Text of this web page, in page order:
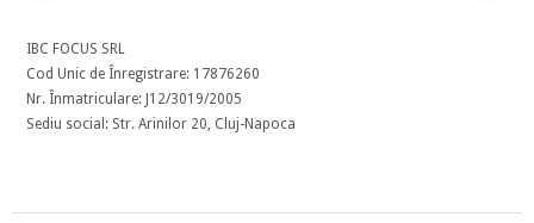
IBC FOCUS SRL
Cod Unic de Înregistrare: 17876260
Nr. Înmatriculare: J12/3019/2005
Sediu social: Str. Arinilor 20, Cluj-Napoca